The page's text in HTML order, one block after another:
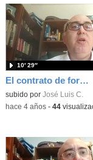
El contrato de formación en alternancia
Contenido educativo.
subido por José Luis C.
10′ 29″
-hace 4 años- 44